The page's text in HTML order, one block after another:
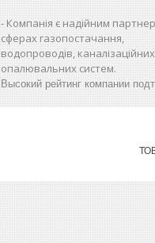
Компанія є надійним
сферах газопостачання,
водопроводів,
опалювальних систем.
Высокий рейтинг компании